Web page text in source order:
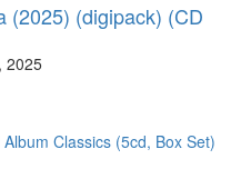
(2025) (digipack) (CD
, 2025